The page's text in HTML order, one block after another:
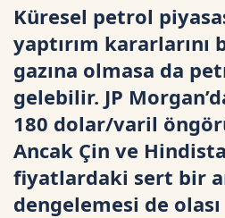
Küresel petrol
yaptırım kararlarını
gazına olmasa da
gelebilir. JP
180 dolar/varil
Ancak Çin ve
fiyatlardaki sert bir
dengelemesi de olası